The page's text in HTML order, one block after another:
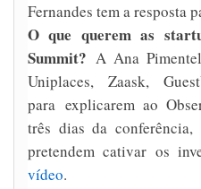
Fernandes tem a resposta
O que querem as
Summit? A Ana
Uniplaces, Zaask,
para explicarem ao
três dias da
pretendem cativar os
vídeo.